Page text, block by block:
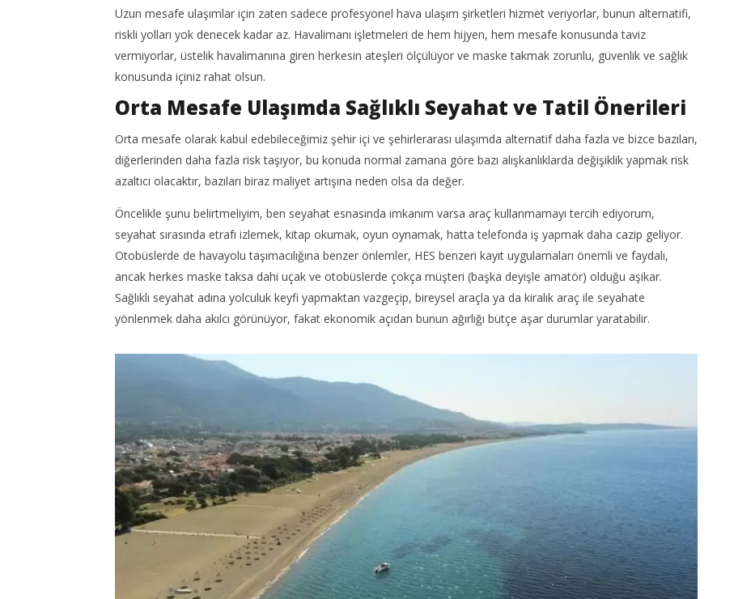
Uzun mesafe ulaşımlar için zaten sadece profesyonel hava ulaşım şirketleri hizmet veriyorlar, bunun alternatifi,
riskli yolları yok denecek kadar az. Havalimanı işletmeleri de hem hijyen, hem mesafe konusunda taviz
vermiyorlar, üstelik havalimanına giren herkesin ateşleri ölçülüyor ve maske takmak zorunlu, güvenlik ve sağlık
konusunda içiniz rahat olsun.
Orta Mesafe Ulaşımda Sağlıklı Seyahat ve Tatil Önerileri
Orta mesafe olarak kabul edebileceğimiz şehir içi ve şehirlerarası ulaşımda alternatif daha fazla ve bizce bazıları,
diğerlerinden daha fazla risk taşıyor, bu konuda normal zamana göre bazı alışkanlıklarda değişiklik yapmak risk
azaltıcı olacaktır, bazıları biraz maliyet artışına neden olsa da değer.
Öncelikle şunu belirtmeliyim, ben seyahat esnasında imkanım varsa araç kullanmamayı tercih ediyorum,
seyahat sırasında etrafı izlemek, kitap okumak, oyun oynamak, hatta telefonda iş yapmak daha cazip geliyor.
Otobüslerde de havayolu taşımacılığına benzer önlemler, HES benzeri kayıt uygulamaları önemli ve faydalı,
ancak herkes maske taksa dahi uçak ve otobüslerde çokça müşteri (başka deyişle amatör) olduğu aşikar.
Sağlıklı seyahat adına yolculuk keyfi yapmaktan vazgeçip, bireysel araçla ya da kiralık araç ile seyahate
yönlenmek daha akılcı görünüyor, fakat ekonomik açıdan bunun ağırlığı bütçe aşar durumlar yaratabilir.